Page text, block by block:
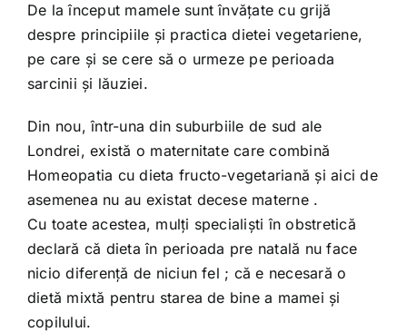
De la început mamele sunt învăţate cu grijă
despre principiile şi practica dietei vegetariene,
pe care şi se cere să o urmeze pe perioada
sarcinii şi lăuziei.
Din nou, într-una din suburbiile de sud ale
Londrei, există o maternitate care combină
Homeopatia cu dieta fructo-vegetariană şi aici de
asemenea nu au existat decese materne .
Cu toate acestea, mulţi specialişti în obstretică
declară că dieta în perioada pre natală nu face
nicio diferenţă de niciun fel ; că e necesară o
dietă mixtă pentru starea de bine a mamei şi
copilului.